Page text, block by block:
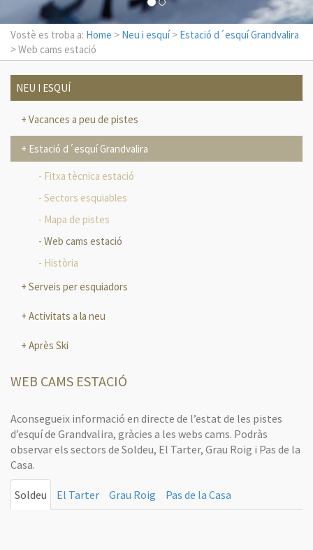
Vostè es troba a: Home > Neu i esquí> Estació d´esquí Grandvalira
> Web cams estació
NEU I ESQUÍ
Vacances a peu de pistes
Estació d´esquí Grandvalira
Fitxa tècnica estació
Sectors esquiables
Mapa de pistes
Web cams estació
Història
Serveis per esquiadors
Activitats a la neu
Après Ski
WEB CAMS ESTACIÓ
Aconsegueix informació en directe de l’estat de les pistes
d’esquí de Grandvalira, gràcies a les webs cams. Podràs
observar els sectors de Soldeu, El Tarter, Grau Roig i Pas de la
Casa.
Soldeu El Tarter Grau Roig Pas de la Casa